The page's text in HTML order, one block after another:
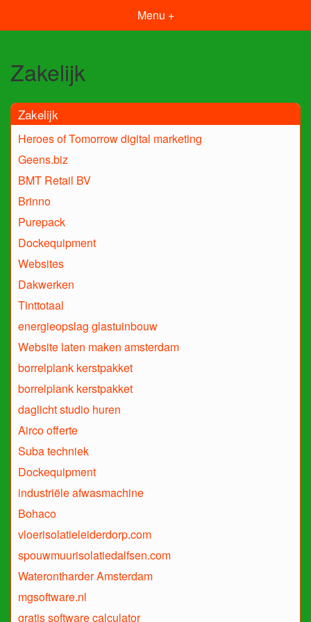
Menu +
Zakelijk
Zakelijk
Heroes of Tomorrow digital marketing
Geens.biz
BMT Retail BV
Brinno
Purepack
Dockequipment
Websites
Dakwerken
Tinttotaal
energieopslag glastuinbouw
Website laten maken amsterdam
borrelplank kerstpakket
borrelplank kerstpakket
daglicht studio huren
Airco offerte
Suba techniek
Dockequipment
industriële afwasmachine
Bohaco
vloerisolatieleiderdorp.com
spouwmuurisolatiedalfsen.com
Waterontharder Amsterdam
mgsoftware.nl
gratis software calculator